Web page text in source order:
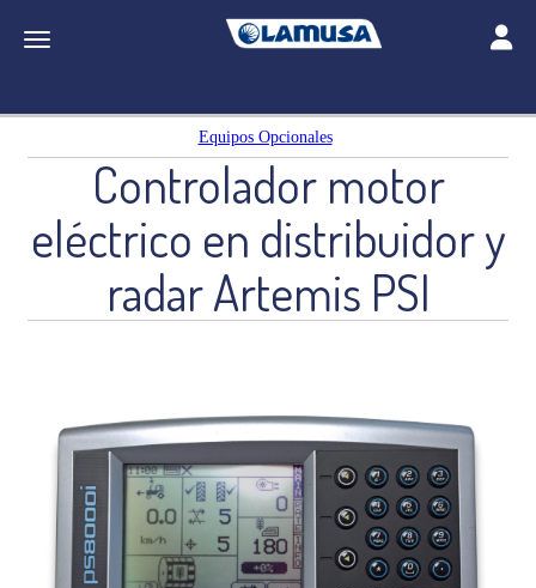
Toggle navigation
Equipos Opcionales
Controlador motor
eléctrico en distribuidor y
radar Artemis PSI